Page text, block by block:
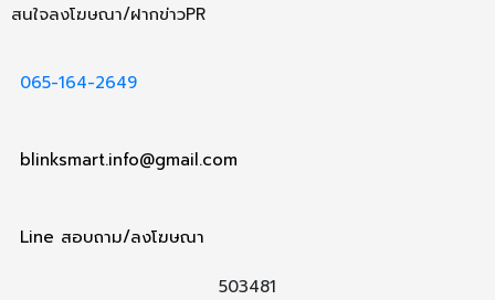
สนใจลงโฆษณา/ฝากข่าวPR
065-164-2649
blinksmart.info@gmail.com
Line สอบถาม/ลงโฆษณา
503481